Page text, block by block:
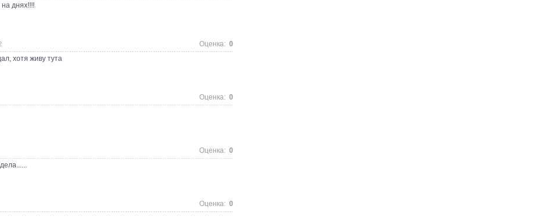
днях!!!!
Оценка: 0
хотя живу тута
Оценка: 0
Оценка: 0
Оценка: 0